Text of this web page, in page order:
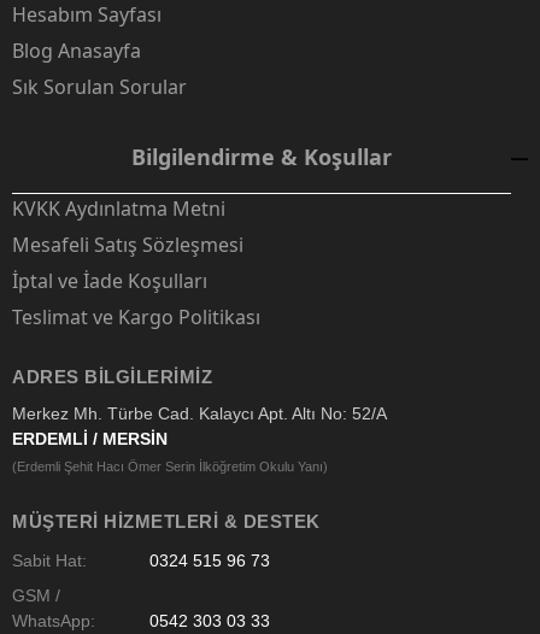
Hesabım Sayfası
Blog Anasayfa
Sık Sorulan Sorular
Bilgilendirme & Koşullar
KVKK Aydınlatma Metni
Mesafeli Satış Sözleşmesi
İptal ve İade Koşulları
Teslimat ve Kargo Politikası
ADRES BILGILERIMIZ
Merkez Mh. Türbe Cad. Kalaycı Apt. Altı No: 52/A
ERDEMLİ / MERSİN
(Erdemli Şehit Hacı Ömer Serin İlköğretim Okulu Yanı)
MÜŞTERI HIZMETLERI & DESTEK
Sabit Hat:
0324 515 96 73
GSM /
WhatsApp:
0542 303 03 33